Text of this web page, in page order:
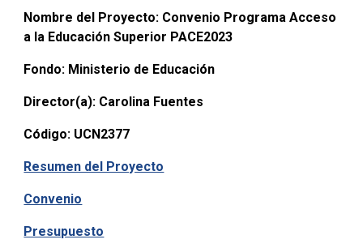
Nombre del Proyecto: Convenio Programa Acceso
a la Educación Superior PACE2023
Fondo: Ministerio de Educación
Director(a): Carolina Fuentes
Código: UCN2377
Resumen del Proyecto
Convenio
Presupuesto